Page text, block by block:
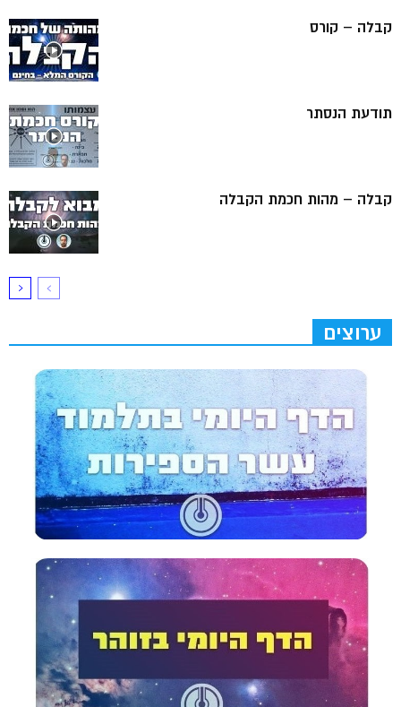
קבלה – קורס
תודעת הנסתר
קבלה – מהות חכמת הקבלה
ערוצים